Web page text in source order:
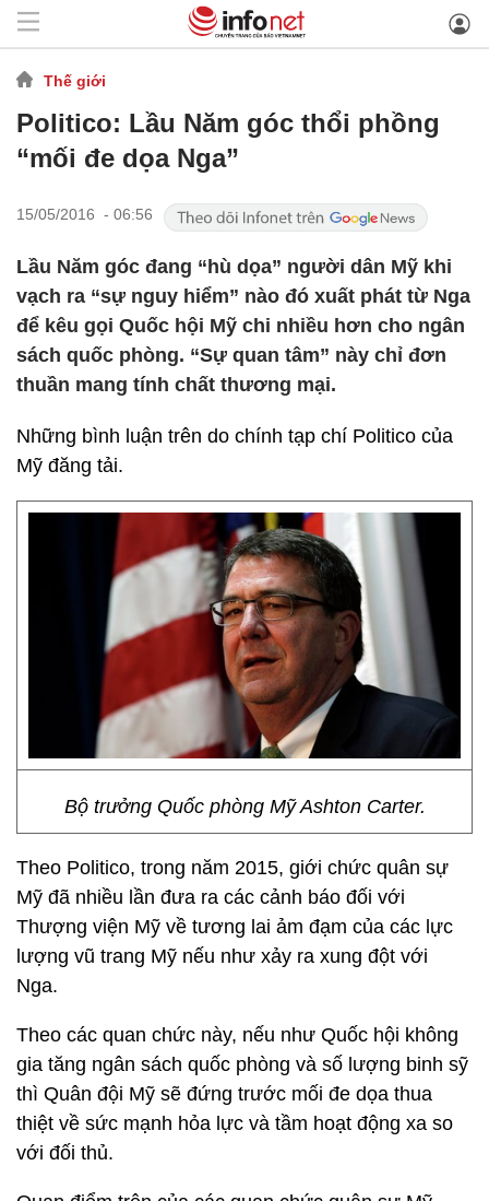
Thế giới
Politico: Lầu Năm góc thổi phồng
“mối đe dọa Nga”
15/05/2016 - 06:56
Lầu Năm góc đang “hù dọa” người dân Mỹ khi
vạch ra “sự nguy hiểm” nào đó xuất phát từ Nga
để kêu gọi Quốc hội Mỹ chi nhiều hơn cho ngân
sách quốc phòng. “Sự quan tâm” này chỉ đơn
thuần mang tính chất thương mại.
Những bình luận trên do chính tạp chí Politico của
Mỹ đăng tải.
Bộ trưởng Quốc phòng Mỹ Ashton Carter.
Theo Politico, trong năm 2015, giới chức quân sự
Mỹ đã nhiều lần đưa ra các cảnh báo đối với
Thượng viện Mỹ về tương lai ảm đạm của các lực
lượng vũ trang Mỹ nếu như xảy ra xung đột với
Nga.
Theo các quan chức này, nếu như Quốc hội không
gia tăng ngân sách quốc phòng và số lượng binh sỹ
thì Quân đội Mỹ sẽ đứng trước mối đe dọa thua
thiệt về sức mạnh hỏa lực và tầm hoạt động xa so
với đối thủ.